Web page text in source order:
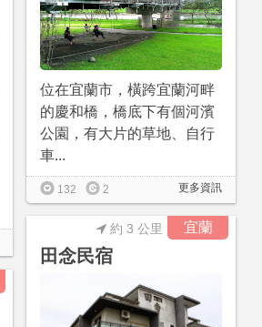
位在宜蘭市，橫跨宜蘭河畔
的慶和橋，橋底下有個河濱
公園，有大片的草地、自行
車...
更多資訊
132 2
宜蘭
田念民宿
約 3 公里